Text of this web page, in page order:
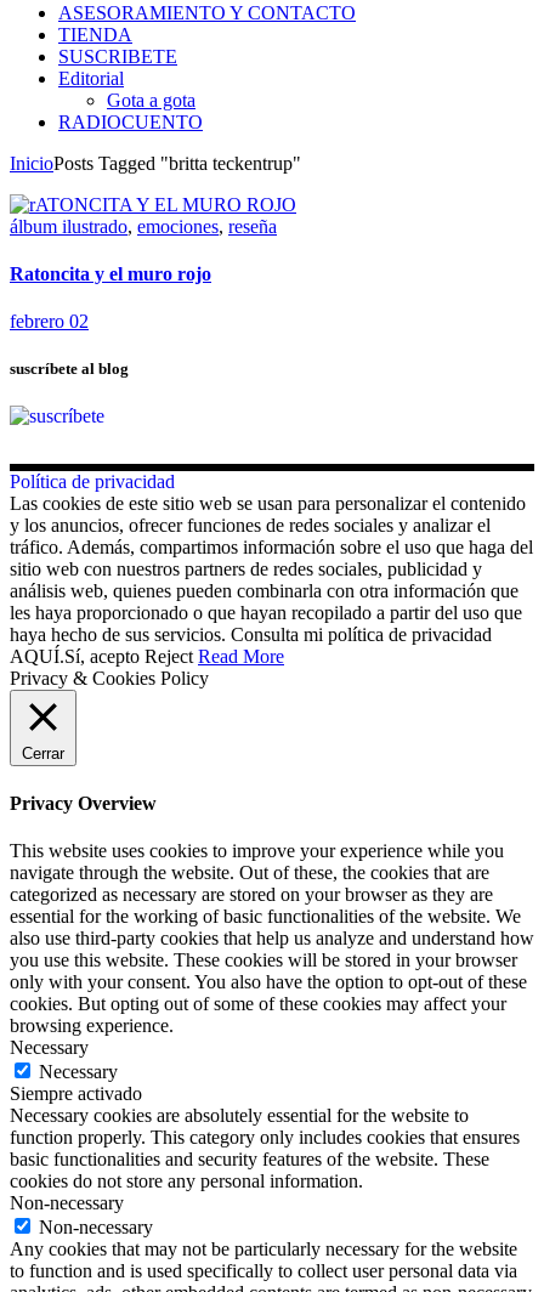
ASESORAMIENTO Y CONTACTO
TIENDA
SUSCRIBETE
Editorial
Gota a gota
RADIOCUENTO
InicioPosts Tagged "britta teckentrup"
álbum ilustrado, emociones, reseña
Ratoncita y el muro rojo
febrero 02
suscríbete al blog
Política de privacidad
Las cookies de este sitio web se usan para personalizar el contenido
y los anuncios, ofrecer funciones de redes sociales y analizar el
tráfico. Además, compartimos información sobre el uso que haga del
sitio web con nuestros partners de redes sociales, publicidad y
análisis web, quienes pueden combinarla con otra información que
les haya proporcionado o que hayan recopilado a partir del uso que
haya hecho de sus servicios. Consulta mi política de privacidad
AQUÍ.Sí, acepto Reject Read More
Privacy & Cookies Policy
Cerrar
Privacy Overview
This website uses cookies to improve your experience while you
navigate through the website. Out of these, the cookies that are
categorized as necessary are stored on your browser as they are
essential for the working of basic functionalities of the website. We
also use third-party cookies that help us analyze and understand how
you use this website. These cookies will be stored in your browser
only with your consent. You also have the option to opt-out of these
cookies. But opting out of some of these cookies may affect your
browsing experience.
Necessary
Necessary
Siempre activado
Necessary cookies are absolutely essential for the website to
function properly. This category only includes cookies that ensures
basic functionalities and security features of the website. These
cookies do not store any personal information.
Non-necessary
Non-necessary
Any cookies that may not be particularly necessary for the website
to function and is used specifically to collect user personal data via